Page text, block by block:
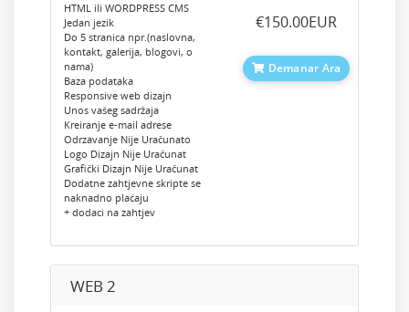
HTML ili WORDPRESS CMS
Jedan jezik
Do 5 stranica npr.(naslovna,
kontakt, galerija, blogovi, o
nama)
Baza podataka
Responsive web dizajn
Unos vašeg sadržaja
Kreiranje e-mail adrese
Odrzavanje Nije Uračunato
Logo Dizajn Nije Uračunat
Grafički Dizajn Nije Uračunat
Dodatne zahtjevne skripte se
naknadno plaćaju
+ dodaci na zahtjev
‎€150.00EUR
Demanar Ara
WEB 2